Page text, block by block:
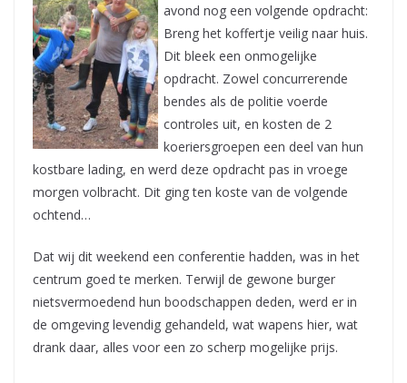
avond nog een volgende opdracht:
Breng het koffertje veilig naar huis.
Dit bleek een onmogelijke
opdracht. Zowel concurrerende
bendes als de politie voerde
controles uit, en kosten de 2
koeriersgroepen een deel van hun
kostbare lading, en werd deze opdracht pas in vroege
morgen volbracht. Dit ging ten koste van de volgende
ochtend…
Dat wij dit weekend een conferentie hadden, was in het
centrum goed te merken. Terwijl de gewone burger
nietsvermoedend hun boodschappen deden, werd er in
de omgeving levendig gehandeld, wat wapens hier, wat
drank daar, alles voor een zo scherp mogelijke prijs.